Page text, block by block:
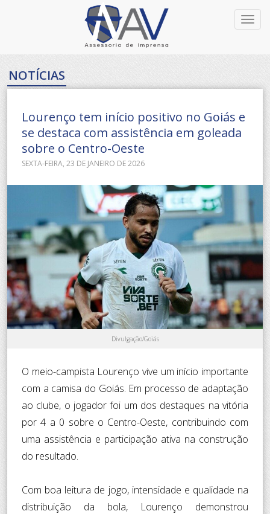
NOTÍCIAS
Lourenço tem início positivo no Goiás e
se destaca com assistência em goleada
sobre o Centro-Oeste
SEXTA-FEIRA, 23 DE JANEIRO DE 2026
Divulgação/Goiás
O meio-campista Lourenço vive um início importante
com a camisa do Goiás. Em processo de adaptação
ao clube, o jogador foi um dos destaques na vitória
por 4 a 0 sobre o Centro-Oeste, contribuindo com
uma assistência e participação ativa na construção
do resultado.
Com boa leitura de jogo, intensidade e qualidade na
distribuição da bola, Lourenço demonstrou